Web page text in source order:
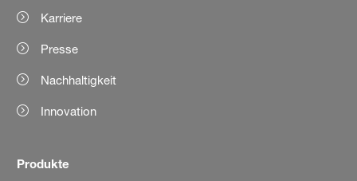
Karriere
Presse
Nachhaltigkeit
Innovation
Produkte